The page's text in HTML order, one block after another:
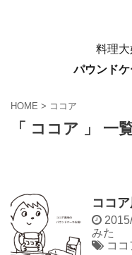
料理大
パウンド
HOME > ココア
「 ココア 」 一
ココ
みた
ココ